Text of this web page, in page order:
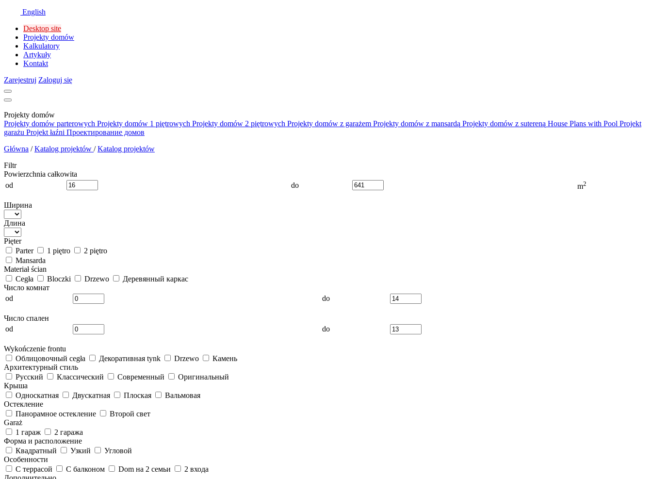
English
Desktop site
Projekty domów
Kalkulatory
Artykuły
Kontakt
Zarejestruj Zaloguj się
Projekty domów
Projekty domów parterowych Projekty domów 1 piętrowych Projekty domów 2 piętrowych Projekty domów z garażem Projekty domów z mansardą Projekty domów z sutereną House Plans with Pool Projekt
garażu Projekt łaźni Проектирование домов
Główna / Katalog projektów / Katalog projektów
Filtr
Powierzchnia całkowita
od
do m2
Ширина
Длина
Pięter
Parter
1 piętro
2 piętro
Mansarda
Materiał ścian
Cegła
Bloczki Drzewo
Деревянный каркас
Число комнат
od
do
Число спален
od
do
Wykończenie frontu
Облицовочный cegła
Декоративная tynk Drzewo
Камень
Архитектурный стиль
Русский
Классический Современный
Оригинальный
Крыша
Односкатная
Двускатная Плоская
Вальмовая
Остекление
Панорамное остекление
Второй свет
Garaż
1 гараж
2 гаража
Форма и расположение
Квадратный
Узкий
Угловой
Особенности
С террасой
С балконом Dom на 2 семьи
2 входа